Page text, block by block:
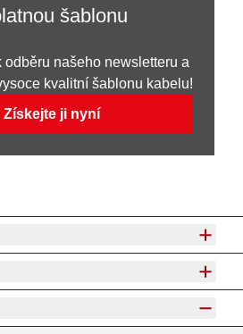
šablonu
odběru našeho newsletteru a
kvalitní šablonu kabelu!
Získejte ji nyní